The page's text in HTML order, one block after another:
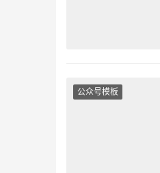
公众号模板